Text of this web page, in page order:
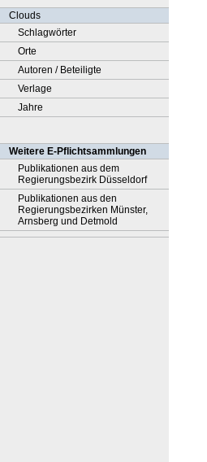
Clouds
Schlagwörter
Orte
Autoren / Beteiligte
Verlage
Jahre
Weitere E-Pflichtsammlungen
Publikationen aus dem
Regierungsbezirk Düsseldorf
Publikationen aus den
Regierungsbezirken Münster,
Arnsberg und Detmold